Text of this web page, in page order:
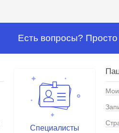
Есть вопросы?
Специалисты